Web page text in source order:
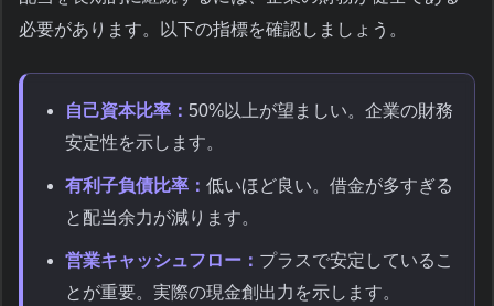
必要があります。以下の指標を確認しましょう。
自己資本比率： 50%以上が望ましい。企業の財務
安定性を示します。
有利子負債比率： 低いほど良い。借金が多すぎる
と配当余力が減ります。
営業キャッシュフロー： プラスで安定しているこ
とが重要。実際の現金創出力を示します。